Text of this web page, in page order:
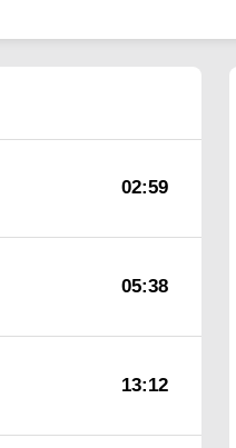
02:59
05:38
13:12